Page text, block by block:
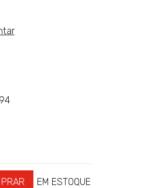
EM ESTOQUE